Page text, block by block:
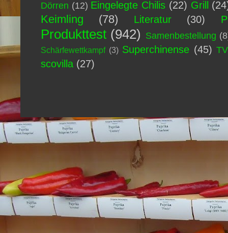
Dörren (12) Eingelegte Chilis (22) Grill
Keimling (78) Literatur (30)
Produkttest (942) Samenbestellung
Schärfewettkampf (3) Superchinense (45) TV
scovilla (27)